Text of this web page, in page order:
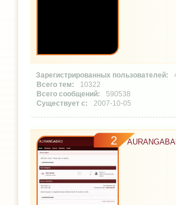
10322
590538
2007-10-05
2